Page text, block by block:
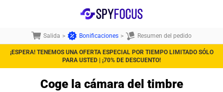
Salida > Bonificaciones > Resumen del pedido
¡ESPERA! TENEMOS UNA OFERTA ESPECIAL POR TIEMPO LIMITADO SÓLO
PARA USTED | ¡70% DE DESCUENTO!
Coge la cámara del timbre